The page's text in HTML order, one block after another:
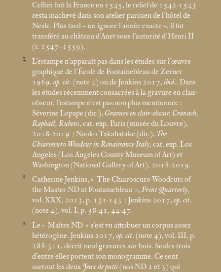
Cellini fuit la France en 1545, le relief de 1542-1543
resta inachevé dans son atelier parisien de l’hôtel de
Nesle. Plus tard – on ignore l’année exacte –, il fut
transféré au château d’Anet sous l’autorité d’Henri II
(r. 1547–1559).
7
L’estampe n’apparaît pas dans les études sur l’œuvre
graphique de l’École de Fontainebleau de Zerner
1969, op. cit. (note 4) ou de Jenkins 2017, ibid.. Dans
les études récemment consacrées à la gravure en clair-
obscur, l’estampe n’est pas non plus mentionnée :
Séverine Lepape (dir.), Gravure en clair-obscur. Cranach,
Raphaël, Rubens, cat. exp. Paris (musée du Louvre),
2018-2019 ; Naoko Takahatake (dir.), The
Chiaroscuro Woodcut in Renaissance Italy, cat. exp. Los
Angeles (Los Angeles County Museum of Art) et
Washington (National Gallery of Art), 2018-2019.
8 Catherine Jenkins, « The Chiaroscuro Woodcuts of
the Master ND at Fontainebleau », Print Quarterly,
vol. XXX, 2013, p. 131-143 ; Jenkins 2017, op. cit.
(note 4), vol. I, p. 38-41, 44-47.
9 Le « Maître ND » s’est vu attribuer un corpus assez
hétérogène. Jenkins 2017, op. cit. (note 4), vol. III, p.
288-311, décrit neuf gravures sur bois. Seules trois
d’entre elles portent son monogramme. Ce sont
surtout les deux Jeux de putti(nos ND 2 et 3) qui